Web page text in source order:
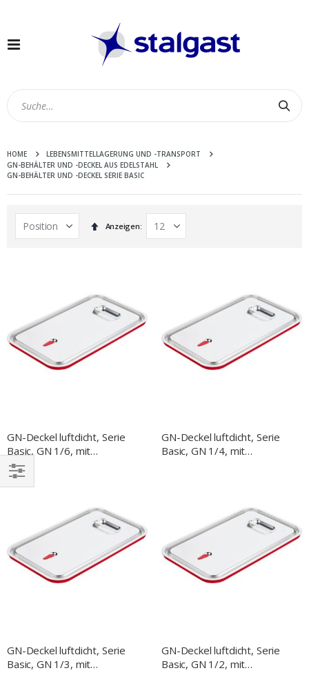
Navigation
HOME
LEBENSMITTELLAGERUNG UND -TRANSPORT
GN-BEHÄLTER UND -DECKEL AUS EDELSTAHL
GN-BEHÄLTER UND -DECKEL SERIE BASIC
In
absteigender
Anzeigen
GN-Deckel luftdicht, Serie
Basic, GN 1/6, mit
Silikondichtung
GN-Deckel luftdicht, Serie
Basic, GN 1/4, mit
GN-Deckel luftdicht, Serie
Basic, GN 1/3, mit
GN-Deckel luftdicht, Serie
Basic, GN 1/2, mit
EINKAUFEN